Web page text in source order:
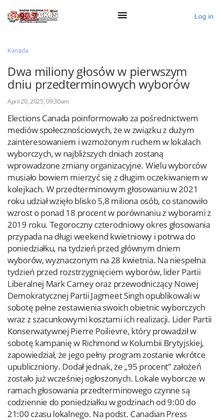
Ogłoś się
Działy
Zaloguj przez Clascal
×
Log in
Kanada
Dwa miliony głosów w pierwszym
dniu przedterminowych wyborów
April 20, 2025, 09:30am
Elections Canada poinformowało za pośrednictwem
mediów społecznościowych, że w związku z dużym
zainteresowaniem i wzmożonym ruchem w lokalach
wyborczych, w najbliższych dniach zostaną
wprowadzone zmiany organizacyjne. Wielu wyborców
musiało bowiem mierzyć się z długim oczekiwaniem w
kolejkach. W przedterminowym głosowaniu w 2021
roku udział wzięło blisko 5,8 miliona osób, co stanowiło
wzrost o ponad 18 procent w porównaniu z wyborami z
2019 roku. Tegoroczny czterodniowy okres głosowania
przypada na długi weekend kwietniowy i potrwa do
poniedziałku, na tydzień przed głównym dniem
wyborów, wyznaczonym na 28 kwietnia. Na niespełna
tydzień przed rozstrzygnięciem wyborów, lider Partii
Liberalnej Mark Carney oraz przewodniczący Nowej
Demokratycznej Partii Jagmeet Singh opublikowali w
sobotę pełne zestawienia swoich obietnic wyborczych
wraz z szacunkowymi kosztami ich realizacji. Lider Partii
Konserwatywnej Pierre Poilievre, który prowadził w
sobotę kampanię w Richmond w Kolumbii Brytyjskiej,
zapowiedział, że jego pełny program zostanie wkrótce
upubliczniony. Dodał jednak, że „95 procent” założeń
zostało już wcześniej ogłoszonych. Lokale wyborcze w
ramach głosowania przedterminowego czynne są
codziennie do poniedziałku w godzinach od 9:00 do
21:00 czasu lokalnego. Na podst. Canadian Press